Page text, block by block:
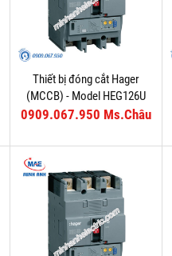
Thiết bị đóng cắt Hager
(MCCB) - Model HEG126U
0909.067.950 Ms.Châu